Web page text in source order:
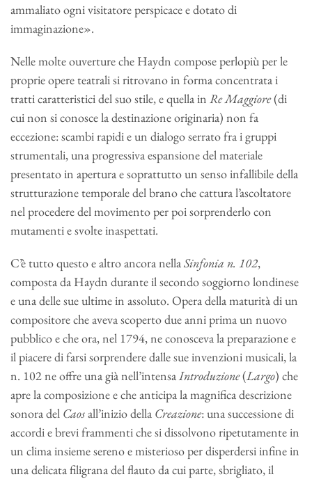
ammaliato ogni visitatore perspicace e dotato di
immaginazione».
Nelle molte ouverture che Haydn compose perlopiù per le
proprie opere teatrali si ritrovano in forma concentrata i
tratti caratteristici del suo stile, e quella in Re Maggiore(di
cui non si conosce la destinazione originaria) non fa
eccezione: scambi rapidi e un dialogo serrato fra i gruppi
strumentali, una progressiva espansione del materiale
presentato in apertura e soprattutto un senso infallibile della
strutturazione temporale del brano che cattura l’ascoltatore
nel procedere del movimento per poi sorprenderlo con
mutamenti e svolte inaspettati.
C’è tutto questo e altro ancora nellaSinfonia n. 102,
composta da Haydn durante il secondo soggiorno londinese
e una delle sue ultime in assoluto. Opera della maturità di un
compositore che aveva scoperto due anni prima un nuovo
pubblico e che ora, nel 1794, ne conosceva la preparazione e
il piacere di farsi sorprendere dalle sue invenzioni musicali, la
n. 102 ne offre una già nell’intensaIntroduzione(Largo) che
apre la composizione e che anticipa la magnifica descrizione
sonora del Caosall’inizio della Creazione: una successione di
accordi e brevi frammenti che si dissolvono ripetutamente in
un clima insieme sereno e misterioso per disperdersi infine in
una delicata filigrana del flauto da cui parte, sbrigliato, il